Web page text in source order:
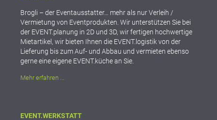
Brogli – der Eventausstatter… mehr als nur Verleih /
Vermietung von Eventprodukten. Wir unterstützen Sie bei
der EVENT.planung in 2D und 3D, wir fertigen hochwertige
Mietartikel, wir bieten Ihnen die EVENT.logistik von der
Lieferung bis zum Auf- und Abbau und vermieten ebenso
gerne eine eigene EVENT.küche an Sie.
Mehr erfahren ...
EVENT.WERKSTATT